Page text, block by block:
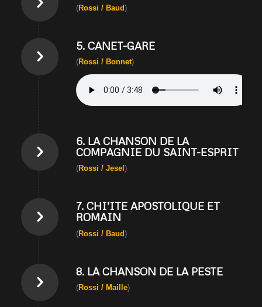
(Rossi / Baud)
5. CANET-GARE
(Rossi / Bonnet)
6. LA CHANSON DE LA
COMPAGNIE DU SAINT-ESPRIT
(Rossi / Jesel )
7. CHI’ITE APOSTOLIQUE ET
ROMAIN
(Rossi / Baud)
8. LA CHANSON DE LA PESTE
(Rossi / Maille)